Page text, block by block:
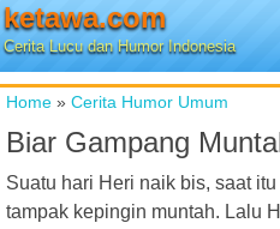
ketawa.com
Cerita Lucu dan Humor Indonesia
Home » Cerita Humor Umum
Biar Gampang
Suatu hari Heri naik bis, saat
tampak kepingin muntah. Lalu